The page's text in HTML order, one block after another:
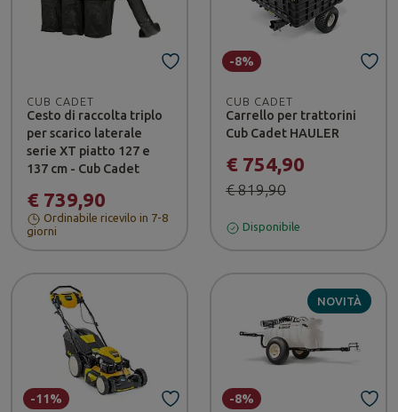
CUB CADET
Cesto di raccolta triplo
per scarico laterale
serie XT piatto 127 e
137 cm - Cub Cadet
€ 739,90
Ordinabile ricevilo in 7-8
giorni
CUB CADET
Carrello per trattorini
Cub Cadet HAULER
€ 754,90
€ 819,90
-8%
Disponibile
-11%
NOVITÀ
-8%